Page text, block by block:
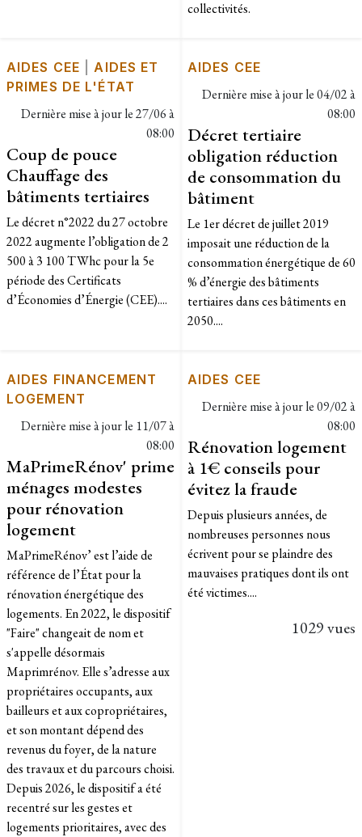
collectivités.
AIDES CEE |AIDES ET
PRIMES DE L'ÉTAT
Dernière mise à jour le27/06 à
08:00
Coup de pouce
Chauffage des
bâtiments tertiaires
Le décret n°2022 du 27 octobre
2022 augmente l’obligation de 2
500 à 3 100 TWhc pour la 5e
période des Certificats
d’Économies d’Énergie (CEE)....
AIDES CEE
Dernière mise à jour le04/02 à
08:00
Décret tertiaire
obligation réduction
de consommation du
bâtiment
Le 1er décret de juillet 2019
imposait une réduction de la
consommation énergétique de 60
% d’énergie des bâtiments
tertiaires dans ces bâtiments en
2050....
AIDES FINANCEMENT
LOGEMENT
Dernière mise à jour le 11/07 à
08:00
MaPrimeRénov' prime
ménages modestes
pour rénovation
logement
MaPrimeRénov’ est l’aide de
référence de l’État pour la
rénovation énergétique des
logements. En 2022, le dispositif
"Faire" changeait de nom et
s'appelle désormais
Maprimrénov. Elle s’adresse aux
propriétaires occupants, aux
bailleurs et aux copropriétaires,
et son montant dépend des
revenus du foyer, de la nature
des travaux et du parcours choisi.
Depuis 2026, le dispositif a été
recentré sur les gestes et
logements prioritaires, avec des
AIDES CEE
Dernière mise à jour le09/02 à
08:00
Rénovation logement
à 1€ conseils pour
évitez la fraude
​Depuis plusieurs années, de
nombreuses personnes nous
écrivent pour se plaindre des
mauvaises pratiques dont ils ont
été victimes....
1029 vues